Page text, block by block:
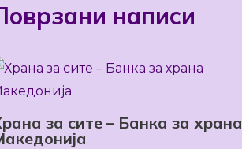
написи
за сите – Банка за храна